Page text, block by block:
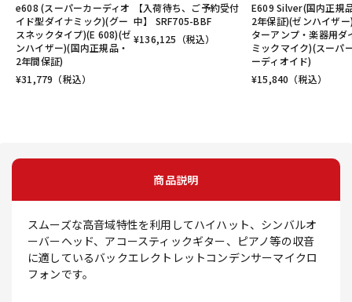
e608 (スーパーカーディオ
イド型ダイナミック)(グー
スネックタイプ)(E 608)(ゼ
ンハイザー)(国内正規品・
2年間保証)
¥31,779 （税込）
【入荷待ち、ご予約受付
中】 SRF705-BBF
¥136,125 （税込）
E609 Silver(国内正規
2年保証)(ゼンハイザ
ターアンプ・楽器用ダ
ミックマイク)(スーパ
ーディオイド)
¥15,840 （税込）
商品説明
スムーズな高音域特性を利用してハイハット、シンバルオ
ーバーヘッド、アコースティックギター、ピアノ等の収音
に適しているバックエレクトレットコンデンサーマイクロ
フォンです。